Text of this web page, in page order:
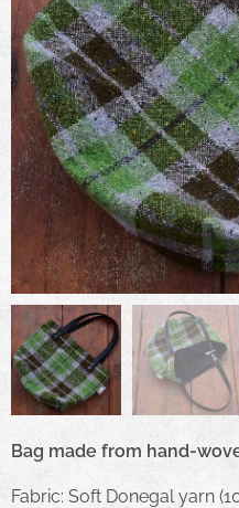
Bag made from hand-
Fabric: Soft Donegal yarn